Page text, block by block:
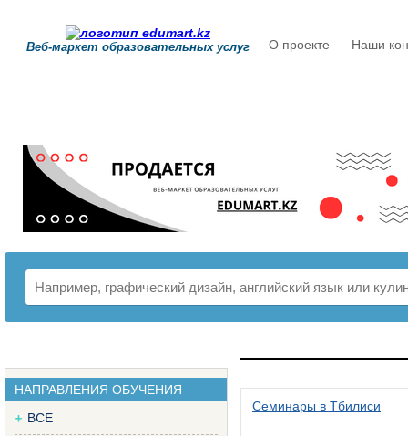
Веб-маркет образовательных услуг О проекте Наши
НАПРАВЛЕНИЯ ОБУЧЕНИЯ
ВСЕ
Семинары в Тбилиси